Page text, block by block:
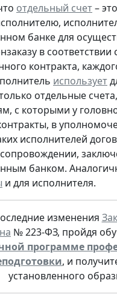
отдельный счет–
банке для
в соответствии
контракта,
использует
отдельные
с которыми у
в
исполнителей
банком.
и для исполнителя.
изменения
№ 223-ФЗ, пройдя
программе
, и
установленного